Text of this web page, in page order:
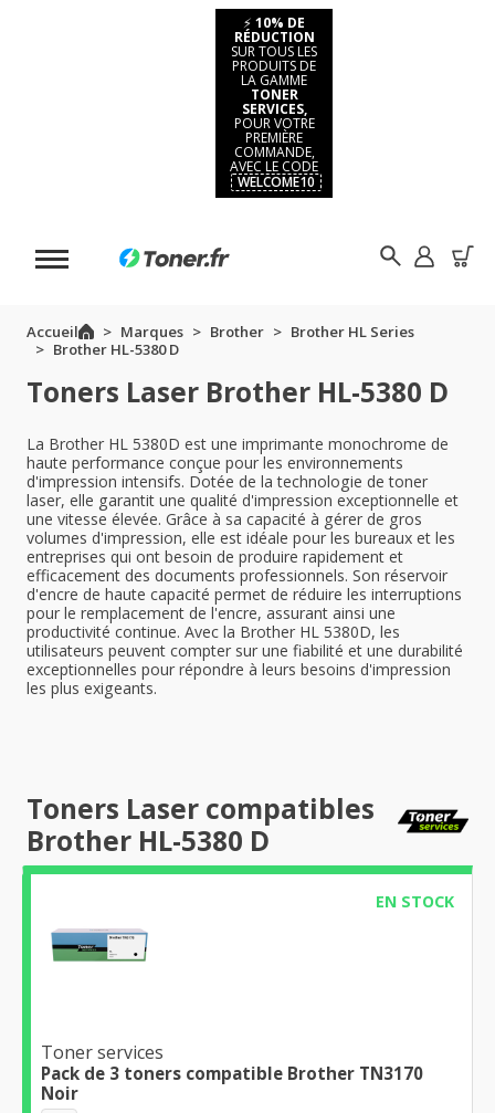
⚡ 10% DE
RÉDUCTION
SUR TOUS LES
PRODUITS DE
LA GAMME
TONER
SERVICES,
POUR VOTRE
PREMIÈRE
COMMANDE,
AVEC LE CODE
WELCOME10
Accueil Marques Brother
Brother HL Series
Brother HL-5380 D
Toners Laser Brother HL-5380 D
La Brother HL 5380D est une imprimante monochrome de
haute performance conçue pour les environnements
d'impression intensifs. Dotée de la technologie de toner
laser, elle garantit une qualité d'impression exceptionnelle et
une vitesse élevée. Grâce à sa capacité à gérer de gros
volumes d'impression, elle est idéale pour les bureaux et les
entreprises qui ont besoin de produire rapidement et
efficacement des documents professionnels. Son réservoir
d'encre de haute capacité permet de réduire les interruptions
pour le remplacement de l'encre, assurant ainsi une
productivité continue. Avec la Brother HL 5380D, les
utilisateurs peuvent compter sur une fiabilité et une durabilité
exceptionnelles pour répondre à leurs besoins d'impression
les plus exigeants.
Toners Laser compatibles
Brother HL-5380 D
EN STOCK
Toner services
Pack de 3 toners compatible Brother TN3170
Noir